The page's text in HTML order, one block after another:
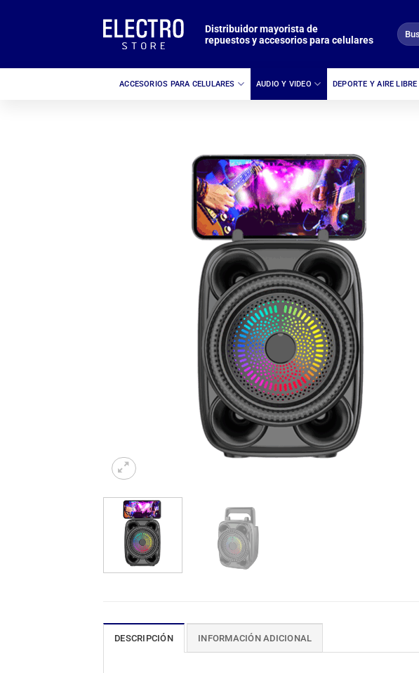
Distribuidor mayorista de
repuestos y accesorios para celulares
Buscar
por:
ACCESORIOS PARA CELULARES AUDIO Y VIDEO DEPORTE Y AIRE LIBRE
DESCRIPCIÓN INFORMACIÓN ADICIONAL